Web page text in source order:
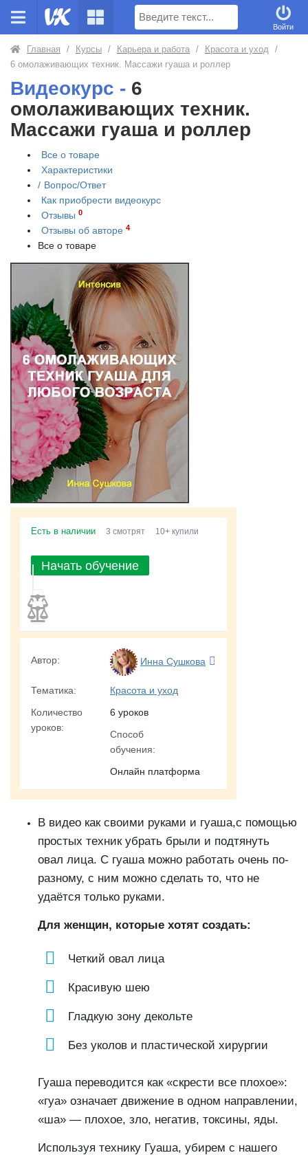
Поиск
Войти
Главная / Курсы / Карьера и работа / Красота и уход /
6 омолаживающих техник. Массажи гуаша и роллер
Видеокурс - 6
омолаживающих техник.
Массажи гуаша и роллер
Все о товаре
Характеристики
/ Вопрос/Ответ
Как приобрести видеокурс
Отзывы 0
Отзывы об авторе 4
Все о товаре
Есть в наличии 3 смотрят 10+ купили
Начать обучение
Автор: Инна Сушкова
Тематика:
Красота и уход
Количество
уроков:
6 уроков
Способ
обучения:
Онлайн платформа
В видео как своими руками и гуаша,с помощью
простых техник убрать брыли и подтянуть
овал лица. С гуаша можно работать очень по-
разному, с ним можно сделать то, что не
удаётся только руками.
Для женщин, которые хотят создать:
Четкий овал лица
Красивую шею
Гладкую зону декольте
Без уколов и пластической хирургии
Гуаша переводится как «скрести все плохое»:
«гуа» означает движение в одном направлении,
«ша» — плохое, зло, негатив, токсины, яды.
Используя технику Гуаша, убирем с нашего